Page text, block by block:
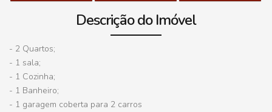
Descrição do Imóvel
- 2 Quartos;
- ⁠1 sala;
- ⁠1 Cozinha;
- ⁠1 Banheiro;
- ⁠1 garagem coberta para 2 carros